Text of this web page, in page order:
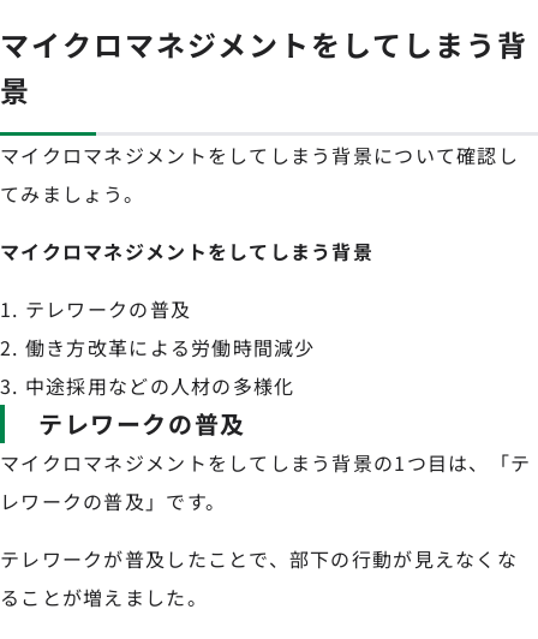
マイクロマネジメントをしてしまう背
景
マイクロマネジメントをしてしまう背景について確認し
てみましょう。
マイクロマネジメントをしてしまう背景
テレワークの普及
働き方改革による労働時間減少
中途採用などの人材の多様化
テレワークの普及
マイクロマネジメントをしてしまう背景の1つ目は、「テ
レワークの普及」です。
テレワークが普及したことで、部下の行動が見えなくな
ることが増えました。